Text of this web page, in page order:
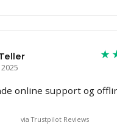
online support og
via Trustpilot Reviews